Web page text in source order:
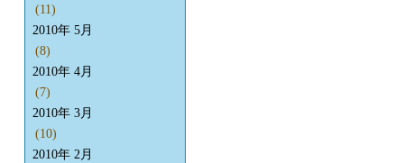
(11)
2010年 5月
(8)
2010年 4月
(7)
2010年 3月
(10)
2010年 2月